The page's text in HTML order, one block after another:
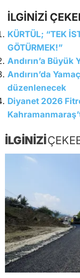
İLGİNİZİ
KÜRTÜL; “TEK
GÖTÜRMEK!”
Andırın’a Büyük
Andırın’da
düzenlenecek
Diyanet 2026
İLGİNİZİ